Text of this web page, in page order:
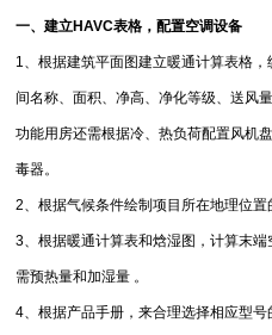
一、建立HAVC表格，配置空调设备
1、根据建筑平面图建立暖通计算表格
间名称、面积、净高、净化等级、送风
功能用房还需根据冷、热负荷配置风机
毒器。
2、根据气候条件绘制项目所在地理位置
3、根据暖通计算表和焓湿图，计算末
需预热量和加湿量 。
4、根据产品手册，来合理选择相应型号